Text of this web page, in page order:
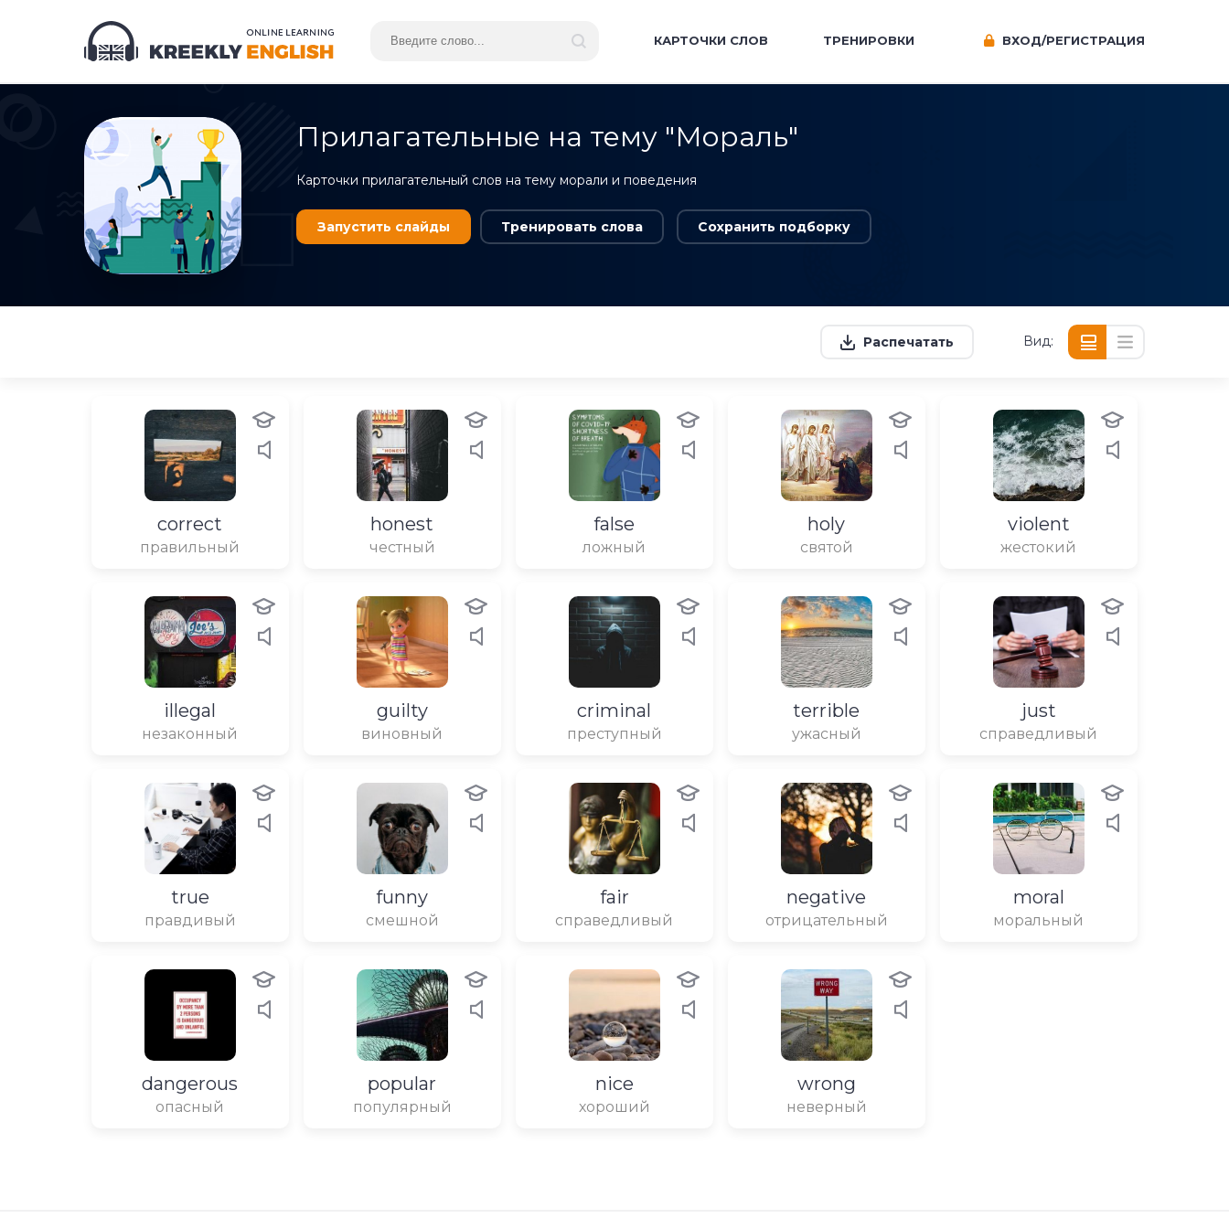
ВХОД/РЕГИСТРАЦИЯ
КАРТОЧКИ СЛОВ ТРЕНИРОВКИ
Прилагательные на тему "Мораль"
Карточки прилагательный слов на тему морали и поведения
Запустить слайды Тренировать слова Сохранить подборку
Распечатать Вид:
correct
правильный
honest
честный
false
ложный
holy
святой
violent
жестокий
illegal
незаконный
guilty
виновный
criminal
преступный
terrible
ужасный
just
справедливый
true
правдивый
funny
смешной
fair
справедливый
negative
отрицательный
moral
моральный
dangerous
опасный
popular
популярный
nice
хороший
wrong
неверный